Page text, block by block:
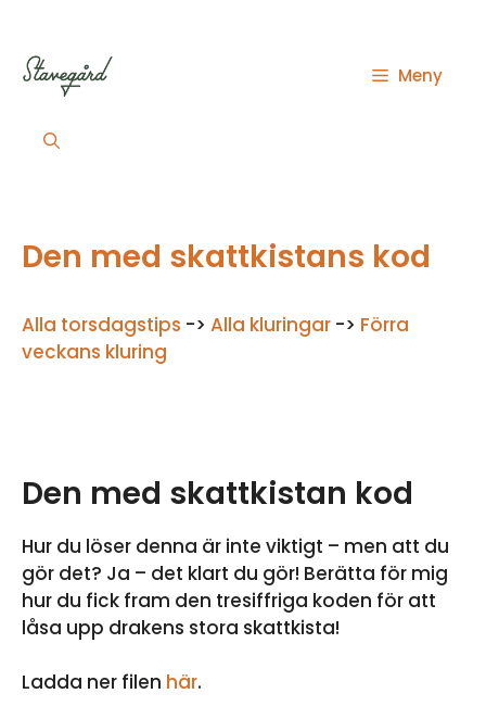
innehåll
Meny
Den med skattkistans kod
Alla torsdagstips -> Alla kluringar -> Förra
veckans kluring
Den med skattkistan kod
Hur du löser denna är inte viktigt – men att du
gör det? Ja – det klart du gör! Berätta för mig
hur du fick fram den tresiffriga koden för att
låsa upp drakens stora skattkista!
Ladda ner filen här.